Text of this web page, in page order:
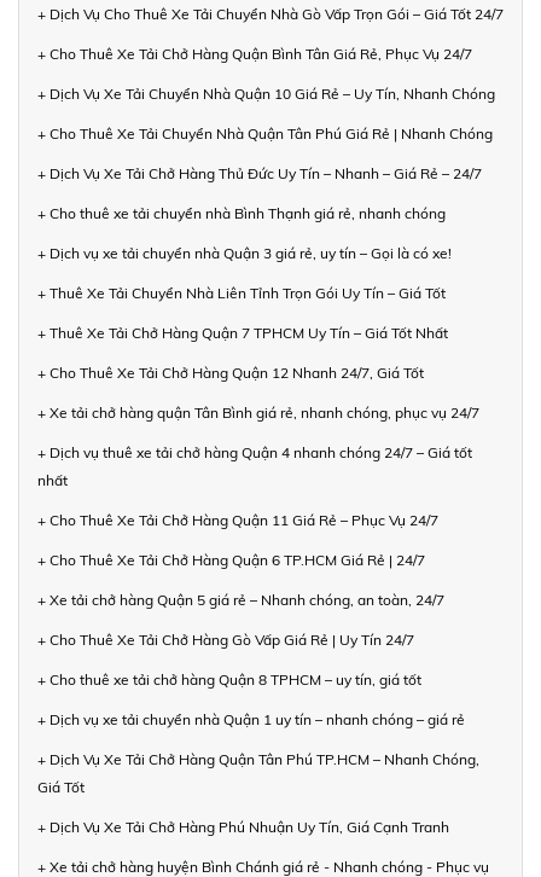
+ Dịch Vụ Cho Thuê Xe Tải Chuyển Nhà Gò Vấp Trọn Gói – Giá Tốt 24/7
+ Cho Thuê Xe Tải Chở Hàng Quận Bình Tân Giá Rẻ, Phục Vụ 24/7
+ Dịch Vụ Xe Tải Chuyển Nhà Quận 10 Giá Rẻ – Uy Tín, Nhanh Chóng
+ Cho Thuê Xe Tải Chuyển Nhà Quận Tân Phú Giá Rẻ | Nhanh Chóng
+ Dịch Vụ Xe Tải Chở Hàng Thủ Đức Uy Tín – Nhanh – Giá Rẻ – 24/7
+ Cho thuê xe tải chuyển nhà Bình Thạnh giá rẻ, nhanh chóng
+ Dịch vụ xe tải chuyển nhà Quận 3 giá rẻ, uy tín – Gọi là có xe!
+ Thuê Xe Tải Chuyển Nhà Liên Tỉnh Trọn Gói Uy Tín – Giá Tốt
+ Thuê Xe Tải Chở Hàng Quận 7 TPHCM Uy Tín – Giá Tốt Nhất
+ Cho Thuê Xe Tải Chở Hàng Quận 12 Nhanh 24/7, Giá Tốt
+ Xe tải chở hàng quận Tân Bình giá rẻ, nhanh chóng, phục vụ 24/7
+ Dịch vụ thuê xe tải chở hàng Quận 4 nhanh chóng 24/7 – Giá tốt
nhất
+ Cho Thuê Xe Tải Chở Hàng Quận 11 Giá Rẻ – Phục Vụ 24/7
+ Cho Thuê Xe Tải Chở Hàng Quận 6 TP.HCM Giá Rẻ | 24/7
+ Xe tải chở hàng Quận 5 giá rẻ – Nhanh chóng, an toàn, 24/7
+ Cho Thuê Xe Tải Chở Hàng Gò Vấp Giá Rẻ | Uy Tín 24/7
+ Cho thuê xe tải chở hàng Quận 8 TPHCM – uy tín, giá tốt
+ Dịch vụ xe tải chuyển nhà Quận 1 uy tín – nhanh chóng – giá rẻ
+ Dịch Vụ Xe Tải Chở Hàng Quận Tân Phú TP.HCM – Nhanh Chóng,
Giá Tốt
+ Dịch Vụ Xe Tải Chở Hàng Phú Nhuận Uy Tín, Giá Cạnh Tranh
+ Xe tải chở hàng huyện Bình Chánh giá rẻ - Nhanh chóng - Phục vụ